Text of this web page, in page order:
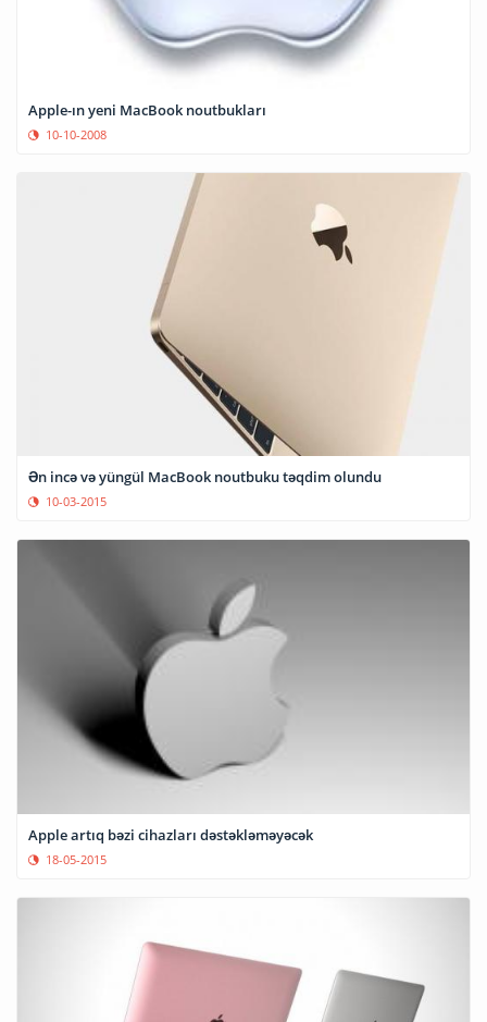
Apple-ın yeni MacBook noutbukları
10-10-2008
Ən incə və yüngül MacBook noutbuku təqdim olundu
10-03-2015
Apple artıq bəzi cihazları dəstəkləməyəcək
18-05-2015